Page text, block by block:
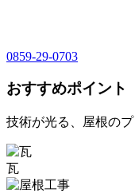
0859-29-0703
おすすめポイント
技術が光る、屋根のプ
瓦